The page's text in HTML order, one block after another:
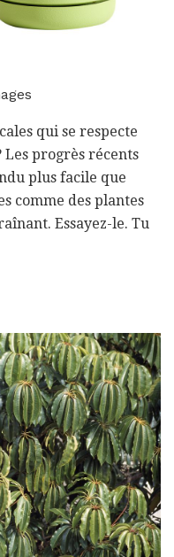
qui se respecte
progrès récents
plus facile que
comme des plantes
Essayez-le. Tu